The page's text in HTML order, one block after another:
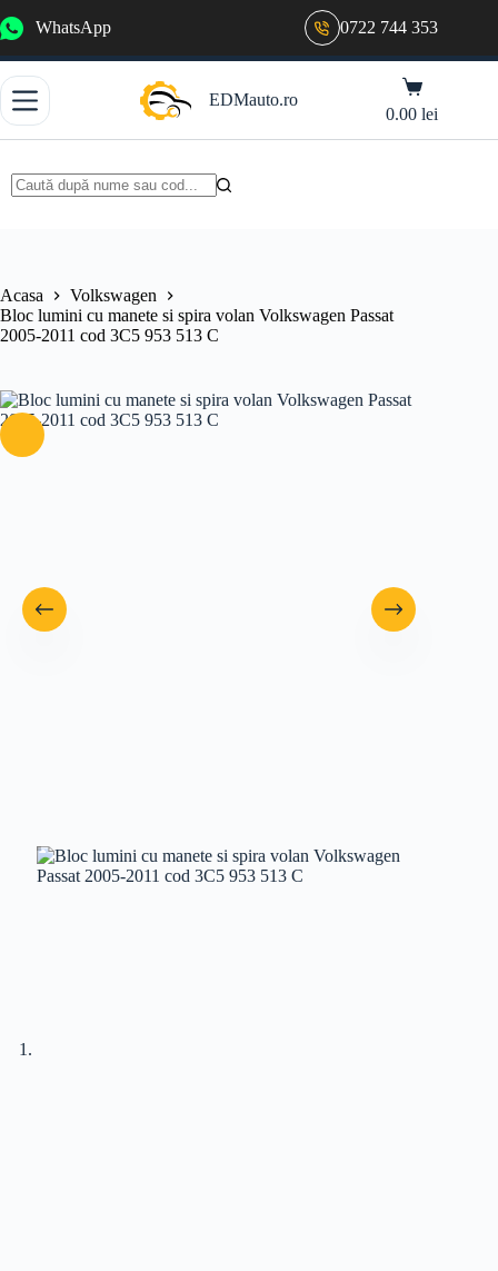
la
WhatsApp 0722 744 353
EDMauto.ro
Coș
de
cumpărături
0.00lei
Acasa
Volkswagen
Bloc lumini cu manete si spira volan Volkswagen Passat
2005-2011 cod 3C5 953 513 C